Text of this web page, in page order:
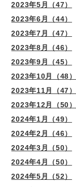
2023年5月（47）
2023年6月（44）
2023年7月（47）
2023年8月（46）
2023年9月（45）
2023年10月（48）
2023年11月（47）
2023年12月（50）
2024年1月（49）
2024年2月（46）
2024年3月（50）
2024年4月（50）
2024年5月（52）